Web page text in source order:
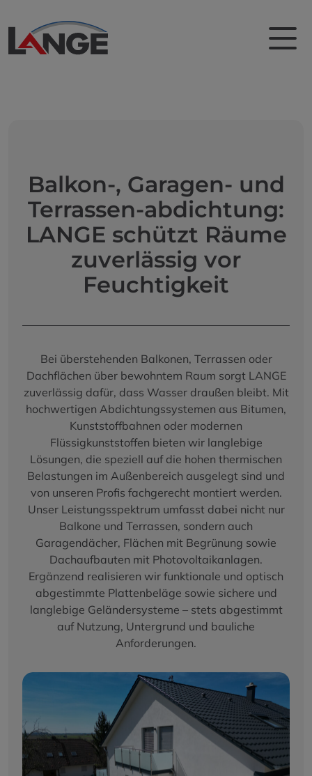
Balkon-, Garagen- und
Terrassen-abdichtung:
LANGE schützt Räume
zuverlässig vor
Feuchtigkeit
Bei überstehenden Balkonen, Terrassen oder
Dachflächen über bewohntem Raum sorgt LANGE
zuverlässig dafür, dass Wasser draußen bleibt. Mit
hochwertigen Abdichtungssystemen aus Bitumen,
Kunststoffbahnen oder modernen
Flüssigkunststoffen bieten wir langlebige
Lösungen, die speziell auf die hohen thermischen
Belastungen im Außenbereich ausgelegt sind und
von unseren Profis fachgerecht montiert werden.
Unser Leistungsspektrum umfasst dabei nicht nur
Balkone und Terrassen, sondern auch
Garagendächer, Flächen mit Begrünung sowie
Dachaufbauten mit Photovoltaikanlagen.
Ergänzend realisieren wir funktionale und optisch
abgestimmte Plattenbeläge sowie sichere und
langlebige Geländersysteme – stets abgestimmt
auf Nutzung, Untergrund und bauliche
Anforderungen.